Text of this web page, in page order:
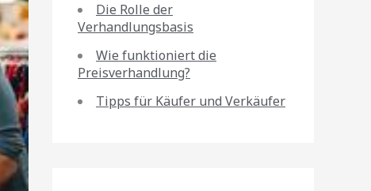
Die Rolle der
Verhandlungsbasis
Wie funktioniert die
Preisverhandlung?
Tipps für Käufer und Verkäufer